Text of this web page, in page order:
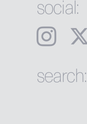
social:
Instagram 𝕏
search: